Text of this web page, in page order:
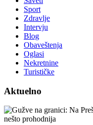
Sport
Zdravlje
Intervju
Blog
Obaveštenja
Oglasi
Nekretnine
Turističke
Aktuelno